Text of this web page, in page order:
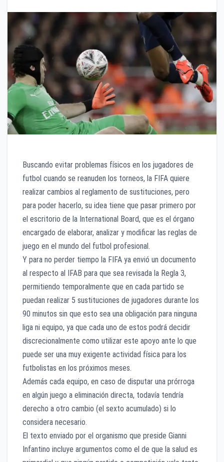
Buscando evitar problemas físicos en los jugadores de
futbol cuando se reanuden los torneos, la FIFA quiere
realizar cambios al reglamento de sustituciones, pero
para poder hacerlo, su idea tiene que pasar primero por
el escritorio de la International Board, que es el órgano
encargado de elaborar, analizar y modificar las reglas de
juego en el mundo del futbol profesional.
Y para no perder tiempo la FIFA ya envió un documento
al respecto al IFAB para que sea revisada la Regla 3,
permitiendo temporalmente que en cada partido se
puedan realizar 5 sustituciones de jugadores durante los
90 minutos sin que esto sea una obligación para ninguna
liga ni equipo, ya que cada uno de estos podrá decidir
discrecionalmente como utilizar este apoyo ante lo que
puede ser una muy exigente actividad física para los
futbolistas en los próximos meses.
Además cada equipo, en caso de disputar una prórroga
en algún juego a eliminación directa, todavía tendría
derecho a otro cambio (el sexto acumulado) si lo
considera necesario.
El texto enviado por el organismo que preside Gianni
Infantino incluye argumentos como el de que la salud es